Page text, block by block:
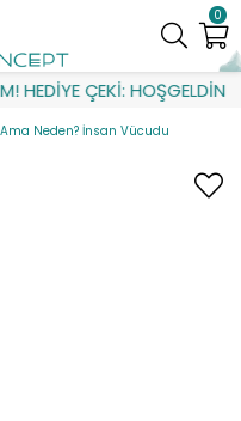
ÇEKİ: HOŞGELDİN
0
Ama Neden? İnsan Vücudu